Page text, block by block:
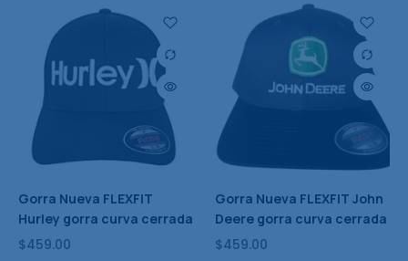
Gorra Nueva FLEXFIT
Hurley gorra curva cerrada
$459.00
Gorra Nueva FLEXFIT John
Deere gorra curva cerrada
$459.00